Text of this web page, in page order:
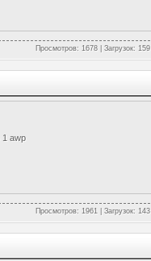
Просмотров: 1678 | Загрузок: 159 |
1 awp
Просмотров: 1961 | Загрузок: 143 |